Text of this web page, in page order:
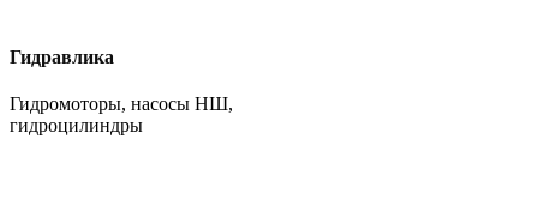
Гидравлика
Гидромоторы, насосы НШ,
гидроцилиндры